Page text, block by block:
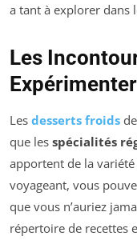
a tant à explorer dans
Les
Expérimenter
Les desserts froids
que les spécialités
apportent de la
voyageant, vous
que vous n’auriez
répertoire de recettes